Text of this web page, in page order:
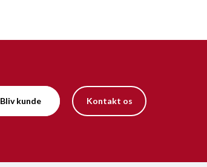
Bliv kunde Kontakt os